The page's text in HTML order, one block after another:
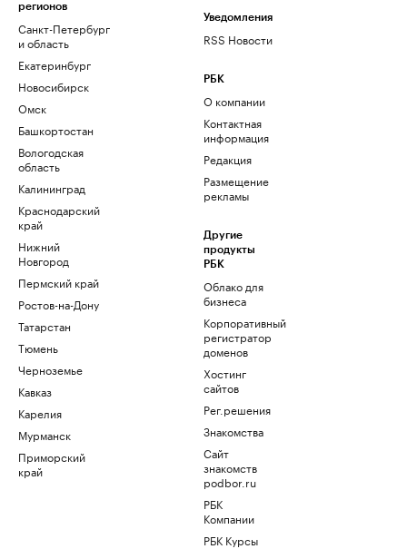
регионов
Санкт-Петербург
и область
Екатеринбург
Новосибирск
Омск
Башкортостан
Вологодская
область
Калининград
Краснодарский
край
Нижний
Новгород
Пермский край
Ростов-на-Дону
Татарстан
Тюмень
Черноземье
Кавказ
Карелия
Мурманск
Приморский
край
Уведомления
RSS Новости
РБК
О компании
Контактная
информация
Редакция
Размещение
рекламы
Другие
продукты
РБК
Облако для
бизнеса
Корпоративный
регистратор
доменов
Хостинг
сайтов
Рег.решения
Знакомства
Сайт
знакомств
podbor.ru
РБК
Компании
РБК Курсы